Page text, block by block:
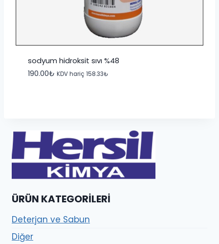
sodyum hidroksit sıvı %48
190.00₺ KDV hariç 158.33₺
ÜRÜN KATEGORILERI
Deterjan ve Sabun
Diğer